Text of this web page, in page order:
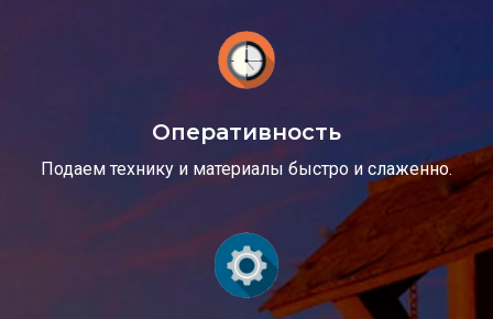
Оперативность
Подаем технику и материалы быстро и слаженно.